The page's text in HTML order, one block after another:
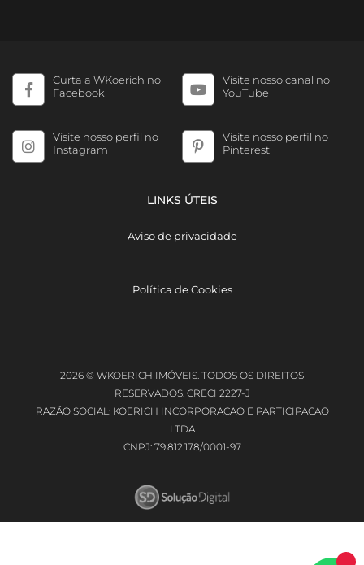
Curta a WKoerich no
Facebook
Visite nosso canal no
YouTube
Visite nosso perfil no
Instagram
Visite nosso perfil no
Pinterest
LINKS ÚTEIS
Aviso de privacidade
Política de Cookies
2026 © WKOERICH IMÓVEIS. TODOS OS DIREITOS
RESERVADOS. CRECI 2227-J
RAZÃO SOCIAL: KOERICH INCORPORACAO E PARTICIPACAO
LTDA
CNPJ: 79.812.178/0001-97